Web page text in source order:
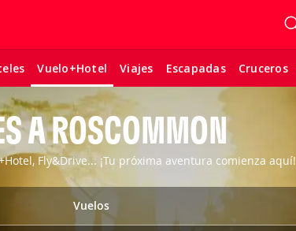
Vuelo+Hotel Viajes Escapadas Cruceros
A ROSCOMMON
Fly&Drive... ¡Tu próxima aventura comienza aquí!
Vuelos